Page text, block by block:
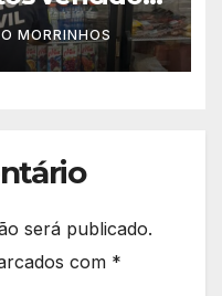
consumo
de
MORRINHOS
será publicado.
com *